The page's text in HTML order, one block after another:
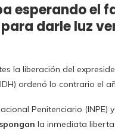
esperando el
darle luz
la liberación del
ordenó lo contrario el
Penitenciario (INPE)
la inmediata